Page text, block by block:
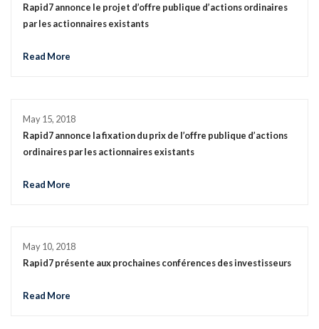
Rapid7 annonce le projet d’offre publique d’actions ordinaires
par les actionnaires existants
Read More
May 15, 2018
Rapid7 annonce la fixation du prix de l’offre publique d’actions
ordinaires par les actionnaires existants
Read More
May 10, 2018
Rapid7 présente aux prochaines conférences des investisseurs
Read More